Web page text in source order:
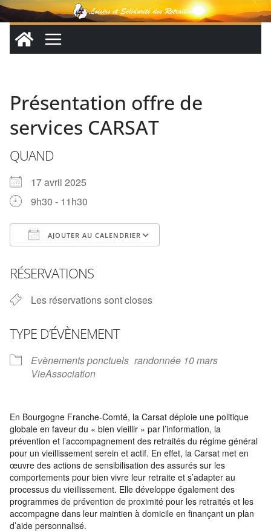
Passer
au
contenu
Présentation offre de
services CARSAT
QUAND
17 avril 2025
9h30 - 11h30
AJOUTER AU CALENDRIER
RÉSERVATIONS
Les réservations sont closes
TYPE D’ÉVÈNEMENT
Evènements ponctuels randonnée 10 mars
VieAssociation
En Bourgogne Franche-Comté, la Carsat déploie une politique
globale en faveur du « bien vieillir » par l’information, la
prévention et l’accompagnement des retraités du régime général
pour un vieillissement serein et actif. En effet, la Carsat met en
œuvre des actions de sensibilisation des assurés sur les
comportements pour bien vivre leur retraite et s’adapter au
processus du vieillissement. Elle développe également des
programmes de prévention de proximité pour les retraités et les
accompagne dans leur maintien à domicile en finançant un plan
d’aide personnalisé.